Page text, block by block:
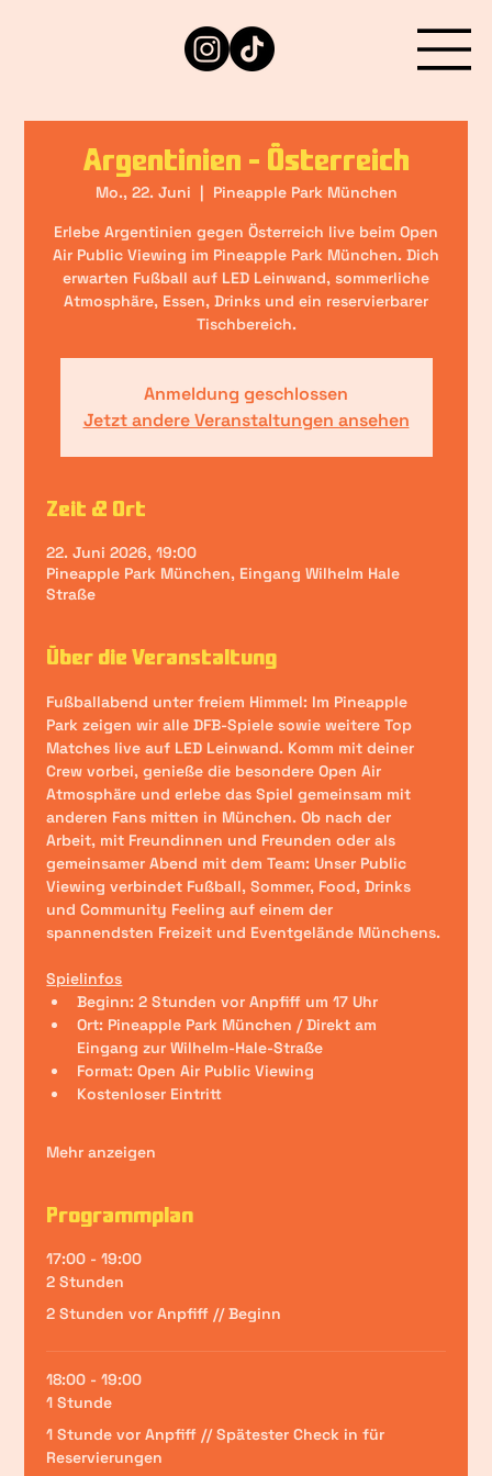
Argentinien - Österreich
Mo., 22. Juni
  |
Pineapple Park München
Erlebe Argentinien gegen Österreich live beim Open
Air Public Viewing im Pineapple Park München. Dich
erwarten Fußball auf LED Leinwand, sommerliche
Atmosphäre, Essen, Drinks und ein reservierbarer
Tischbereich.
Anmeldung geschlossen
Jetzt andere Veranstaltungen ansehen
Zeit & Ort
22. Juni 2026, 19:00
Pineapple Park München, Eingang Wilhelm Hale
Straße
Über die Veranstaltung
Fußballabend unter freiem Himmel: Im Pineapple
Park zeigen wir alle DFB-Spiele sowie weitere Top
Matches live auf LED Leinwand. Komm mit deiner
Crew vorbei, genieße die besondere Open Air
Atmosphäre und erlebe das Spiel gemeinsam mit
anderen Fans mitten in München. Ob nach der
Arbeit, mit Freundinnen und Freunden oder als
gemeinsamer Abend mit dem Team: Unser Public
Viewing verbindet Fußball, Sommer, Food, Drinks
und Community Feeling auf einem der
spannendsten Freizeit und Eventgelände Münchens.
Spielinfos
Beginn: 2 Stunden vor Anpfiff um 17 Uhr
Ort: Pineapple Park München / Direkt am
Eingang zur Wilhelm-Hale-Straße
Format: Open Air Public Viewing
Kostenloser Eintritt
Mehr anzeigen
Programmplan
17:00 - 19:00
2 Stunden
2 Stunden vor Anpfiff // Beginn
18:00 - 19:00
1 Stunde
1 Stunde vor Anpfiff // Spätester Check in für
Reservierungen